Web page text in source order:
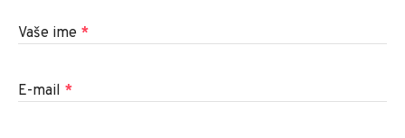
Vaše ime *
E-mail *